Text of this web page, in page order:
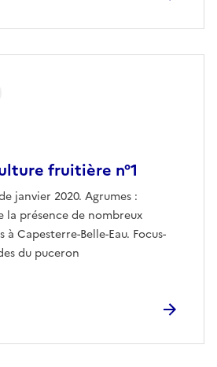
fruitière n°1
janvier 2020. Agrumes :
la présence de nombreux
Capesterre-Belle-Eau. Focus-
du puceron